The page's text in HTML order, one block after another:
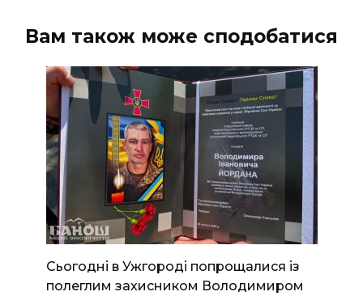
Вам також може сподобатися
Сьогодні в Ужгороді попрощалися із
полеглим захисником Володимиром